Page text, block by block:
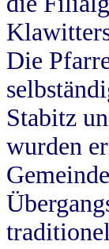
Die
Stabitz
wurden